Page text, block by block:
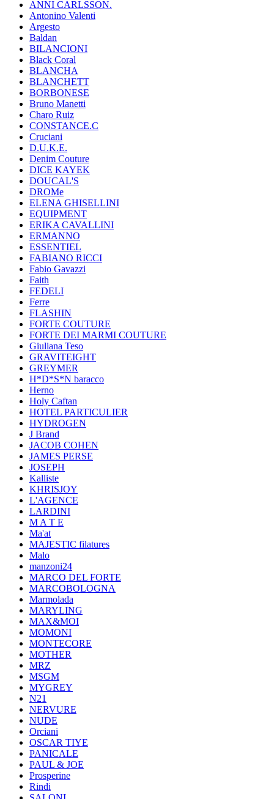
ANNI CARLSSON.
Antonino Valenti
Argesto
Baldan
BILANCIONI
Black Coral
BLANCHA
BLANCHETT
BORBONESE
Bruno Manetti
Charo Ruiz
CONSTANCE.C
Cruciani
D.U.K.E.
Denim Couture
DICE KAYEK
DOUCAL'S
DROMe
ELENA GHISELLINI
EQUIPMENT
ERIKA CAVALLINI
ERMANNO
ESSENTIEL
FABIANO RICCI
Fabio Gavazzi
Faith
FEDELI
Ferre
FLASHIN
FORTE COUTURE
FORTE DEI MARMI COUTURE
Giuliana Teso
GRAVITEIGHT
GREYMER
H*D*S*N baracco
Herno
Holy Caftan
HOTEL PARTICULIER
HYDROGEN
J Brand
JACOB COHEN
JAMES PERSE
JOSEPH
Kalliste
KHRISJOY
L'AGENCE
LARDINI
M A T E
Ma'at
MAJESTIC filatures
Malo
manzoni24
MARCO DEL FORTE
MARCOBOLOGNA
Marmolada
MARYLING
MAX&MOI
MOMONI
MONTECORE
MOTHER
MRZ
MSGM
MYGREY
N21
NERVURE
NUDE
Orciani
OSCAR TIYE
PANICALE
PAUL & JOE
Prosperine
Rindi